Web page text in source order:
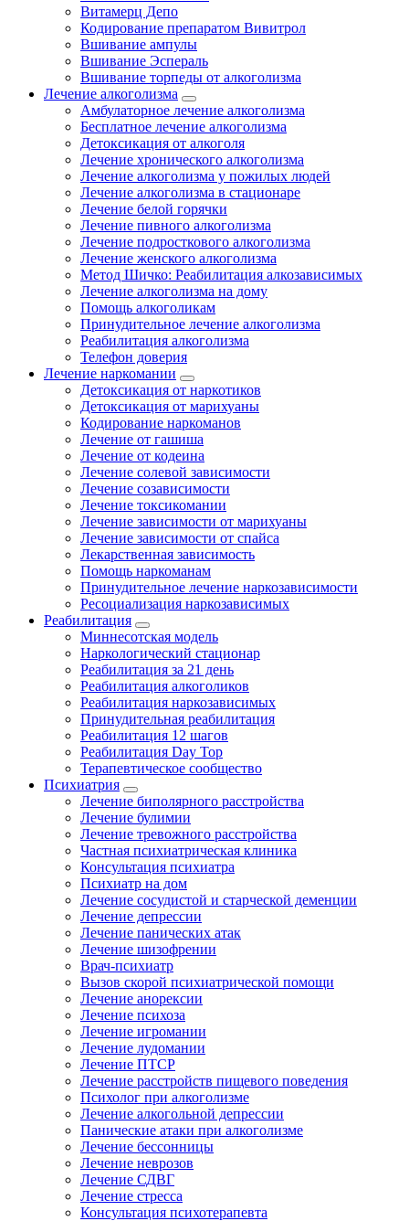
Витамерц Депо
Кодирование препаратом Вивитрол
Вшивание ампулы
Вшивание Эспераль
Вшивание торпеды от алкоголизма
Лечение алкоголизма
Амбулаторное лечение алкоголизма
Бесплатное лечение алкоголизма
Детоксикация от алкоголя
Лечение хронического алкоголизма
Лечение алкоголизма у пожилых людей
Лечение алкоголизма в стационаре
Лечение белой горячки
Лечение пивного алкоголизма
Лечение подросткового алкоголизма
Лечение женского алкоголизма
Метод Шичко: Реабилитация алкозависимых
Лечение алкоголизма на дому
Помощь алкоголикам
Принудительное лечение алкоголизма
Реабилитация алкоголизма
Телефон доверия
Лечение наркомании
Детоксикация от наркотиков
Детоксикация от марихуаны
Кодирование наркоманов
Лечение от гашиша
Лечение от кодеина
Лечение солевой зависимости
Лечение созависимости
Лечение токсикомании
Лечение зависимости от марихуаны
Лечение зависимости от спайса
Лекарственная зависимость
Помощь наркоманам
Принудительное лечение наркозависимости
Ресоциализация наркозависимых
Реабилитация
Миннесотская модель
Наркологический стационар
Реабилитация за 21 день
Реабилитация алкоголиков
Реабилитация наркозависимых
Принудительная реабилитация
Реабилитация 12 шагов
Реабилитация Day Top
Терапевтическое сообщество
Психиатрия
Лечение биполярного расстройства
Лечение булимии
Лечение тревожного расстройства
Частная психиатрическая клиника
Консультация психиатра
Психиатр на дом
Лечение сосудистой и старческой деменции
Лечение депрессии
Лечение панических атак
Лечение шизофрении
Врач-психиатр
Вызов скорой психиатрической помощи
Лечение анорексии
Лечение психоза
Лечение игромании
Лечение лудомании
Лечение ПТСР
Лечение расстройств пищевого поведения
Психолог при алкоголизме
Лечение алкогольной депрессии
Панические атаки при алкоголизме
Лечение бессонницы
Лечение неврозов
Лечение СДВГ
Лечение стресса
Консультация психотерапевта